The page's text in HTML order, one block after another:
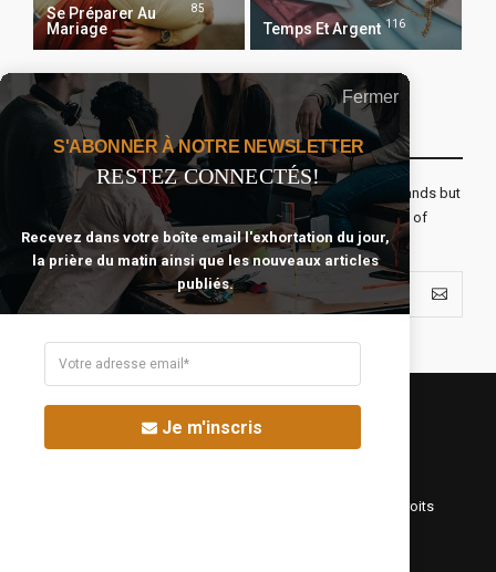
Se Préparer Au
Mariage
85
Temps Et Argent 116
Recevoir Notre Newsletter Chaque Matin
The real voyage of discovery consists not in seeking new lands but
seeing with new eyes. All journeys have secret destinations of
which the traveler is unaware.
©Fréquence Chrétienne Production 2016-2025. Tous droits
Fermer
S'ABONNER À NOTRE NEWSLETTER
RESTEZ CONNECTÉS!
Recevez dans votre boîte email l'exhortation du jour,
la prière du matin ainsi que les nouveaux articles
publiés.
Je m'inscris